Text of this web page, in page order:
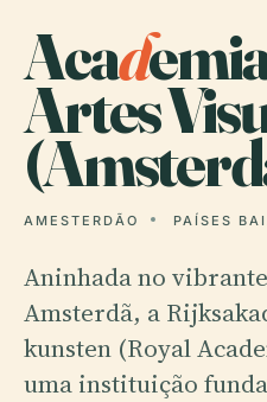
Acad
Artes
AMESTERDÃO PAÍSES
Aninhada no
Amsterdã, a
kunsten (Royal
uma instituição